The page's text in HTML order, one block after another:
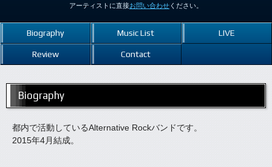
アーティストに直接お問い合わせ ください。
Biography Music List LIVE
Review Contact
Biography
都内で活動しているAlternative Rockバンドです。
2015年4月結成。